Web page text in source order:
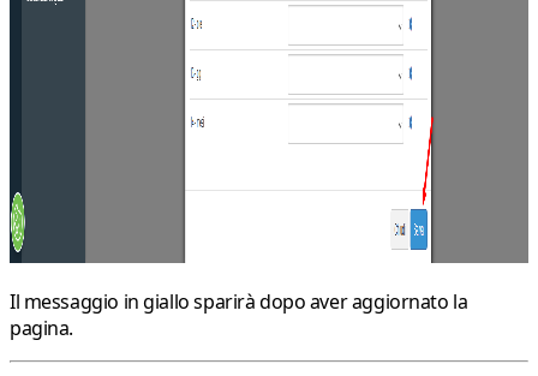
Il messaggio in giallo sparirà dopo aver aggiornato la
pagina.